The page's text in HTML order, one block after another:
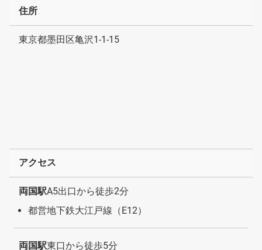
住所
東京都墨田区亀沢1-1-15
アクセス
両国駅A5出口から徒歩2分
都営地下鉄大江戸線（E12）
両国駅東口から徒歩5分